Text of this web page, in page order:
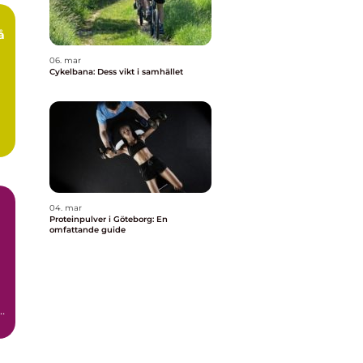
06. mar
Cykelbana: Dess vikt i samhället
04. mar
Proteinpulver i Göteborg: En
omfattande guide